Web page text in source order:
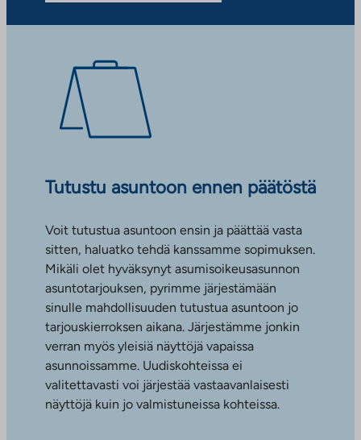
Tutustu asuntoon ennen päätöstä
Voit tutustua asuntoon ensin ja päättää vasta
sitten, haluatko tehdä kanssamme sopimuksen.
Mikäli olet hyväksynyt asumisoikeusasunnon
asuntotarjouksen, pyrimme järjestämään
sinulle mahdollisuuden tutustua asuntoon jo
tarjouskierroksen aikana. Järjestämme jonkin
verran myös yleisiä näyttöjä vapaissa
asunnoissamme. Uudiskohteissa ei
valitettavasti voi järjestää vastaavanlaisesti
näyttöjä kuin jo valmistuneissa kohteissa.